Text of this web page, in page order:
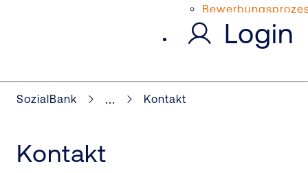
Login
SozialBank ... Kontakt
Kontakt